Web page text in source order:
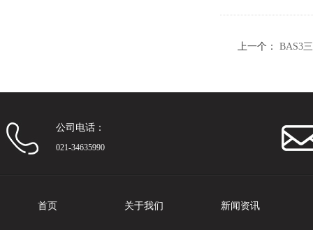
上一个： BAS3
公司电话：
021-34635990
首页 关于我们 新闻资讯